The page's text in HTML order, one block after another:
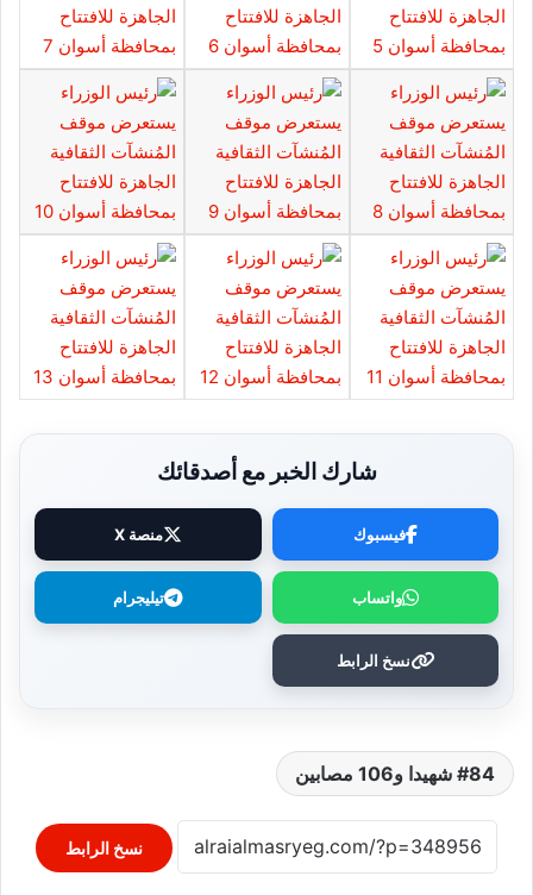
شارك الخبر مع أصدقائك
فيسبوك منصة X
واتساب تيليجرام
نسخ الرابط
84 شهيدا و106 مصابين
نسخ الرابط